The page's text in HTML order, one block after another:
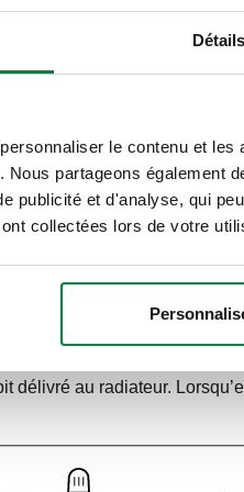
Détails
le contenu et
partageons également
publicité et d'analyse, qui
collectées lors de votre
accéder à la gamme
radiateur, plutôt qu’une
en cas de fermeture
délivré au radiateur.